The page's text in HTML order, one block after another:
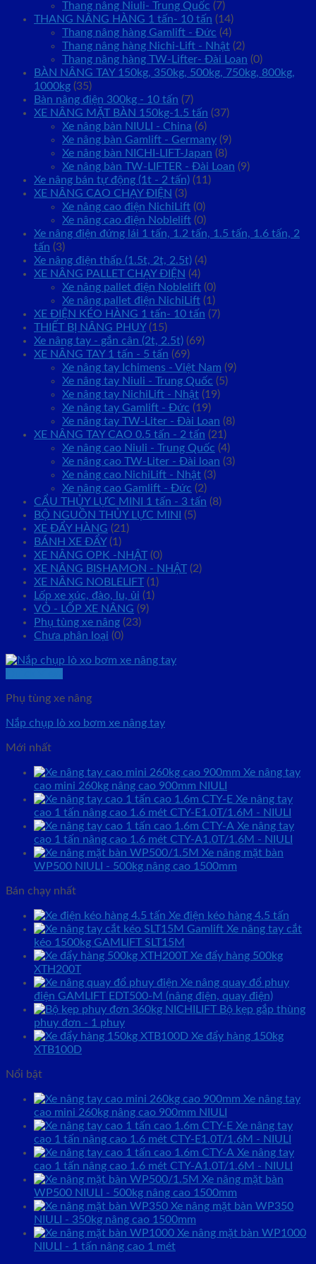
Thang nâng Niuli- Trung Quốc (7)
THANG NÂNG HÀNG 1 tấn- 10 tấn (14)
Thang nâng hàng Gamlift - Đức (4)
Thang nâng hàng Nichi-Lift - Nhật (2)
Thang nâng hàng TW-Lifter- Đài Loan (0)
BÀN NÂNG TAY 150kg, 350kg, 500kg, 750kg, 800kg,
1000kg (35)
Bàn nâng điện 300kg - 10 tấn (7)
XE NÂNG MẶT BÀN 150kg-1.5 tấn (37)
Xe nâng bàn NIULI - China (6)
Xe nâng bàn Gamlift - Germany (9)
Xe nâng bàn NICHI-LIFT-Japan (8)
Xe nâng bàn TW-LIFTER - Đài Loan (9)
Xe nâng bán tự động (1t - 2 tấn) (11)
XE NÂNG CAO CHẠY ĐIỆN (3)
Xe nâng cao điện NichiLift (0)
Xe nâng cao điện Noblelift (0)
Xe nâng điện đứng lái 1 tấn, 1.2 tấn, 1.5 tấn, 1.6 tấn, 2
tấn (3)
Xe nâng điện thấp (1.5t, 2t, 2.5t) (4)
XE NÂNG PALLET CHẠY ĐIỆN (4)
Xe nâng pallet điện Noblelift (0)
Xe nâng pallet điện NichiLift (1)
XE ĐIỆN KÉO HÀNG 1 tấn- 10 tấn (7)
THIẾT BỊ NÂNG PHUY (15)
Xe nâng tay - gắn cân (2t, 2.5t) (69)
XE NÂNG TAY 1 tấn - 5 tấn (69)
Xe nâng tay Ichimens - Việt Nam (9)
Xe nâng tay Niuli - Trung Quốc (5)
Xe nâng tay NichiLift - Nhật (19)
Xe nâng tay Gamlift - Đức (19)
Xe nâng tay TW-Liter - Đài Loan (8)
XE NÂNG TAY CAO 0.5 tấn - 2 tấn (21)
Xe nâng cao Niuli - Trung Quốc (4)
Xe nâng cao TW-Liter - Đài loan (3)
Xe nâng cao NichiLift - Nhật (3)
Xe nâng cao Gamlift - Đức (2)
CẨU THỦY LỰC MINI 1 tấn - 3 tấn (8)
BỘ NGUỒN THỦY LỰC MINI
(5)
XE ĐẨY HÀNG (21)
BÁNH XE ĐẨY (1)
XE NÂNG OPK -NHẬT (0)
XE NÂNG BISHAMON - NHẬT (2)
XE NÂNG NOBLELIFT (1)
Lốp xe xúc, đào, lu, ủi (1)
VỎ - LỐP XE NÂNG (9)
Phụ tùng xe nâng (23)
Chưa phân loại (0)
Phụ tùng xe nâng
Nắp chụp lò xo bơm xe nâng tay
Mới nhất
Xe nâng tay
cao mini 260kg nâng cao 900mm NIULI
Xe nâng tay
cao 1 tấn nâng cao 1.6 mét CTY-E1.0T/1.6M - NIULI
Xe nâng tay
cao 1 tấn nâng cao 1.6 mét CTY-A1.0T/1.6M - NIULI
Xe nâng mặt bàn
WP500 NIULI - 500kg nâng cao 1500mm
Bán chạy nhất
Xe điện kéo hàng 4.5 tấn
Xe nâng tay cắt
kéo 1500kg GAMLIFT SLT15M
Xe đẩy hàng 500kg
XTH200T
Xe nâng quay đổ phuy
điện GAMLIFT EDT500-M (nâng điện, quay điện)
Bộ kẹp gắp thùng
phuy đơn - 1 phuy
Xe đẩy hàng 150kg
XTB100D
Nổi bật
Xe nâng tay
cao mini 260kg nâng cao 900mm NIULI
Xe nâng tay
cao 1 tấn nâng cao 1.6 mét CTY-E1.0T/1.6M - NIULI
Xe nâng tay
cao 1 tấn nâng cao 1.6 mét CTY-A1.0T/1.6M - NIULI
Xe nâng mặt bàn
WP500 NIULI - 500kg nâng cao 1500mm
Xe nâng mặt bàn WP350
NIULI - 350kg nâng cao 1500mm
Xe nâng mặt bàn WP1000
NIULI - 1 tấn nâng cao 1 mét